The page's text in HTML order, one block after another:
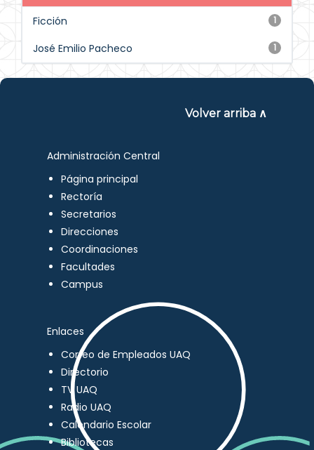
1
Ficción
1
José Emilio Pacheco
Volver arriba ∧
Administración Central
Página principal
Rectoría
Secretarios
Direcciones
Coordinaciones
Facultades
Campus
Enlaces
Correo de Empleados UAQ
Directorio
TV UAQ
Radio UAQ
Calendario Escolar
Bibliotecas